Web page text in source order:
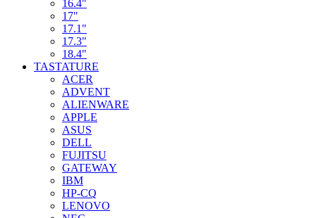
16.4"
17"
17.1"
17.3"
18.4"
TASTATURE
ACER
ADVENT
ALIENWARE
APPLE
ASUS
DELL
FUJITSU
GATEWAY
IBM
HP-CQ
LENOVO